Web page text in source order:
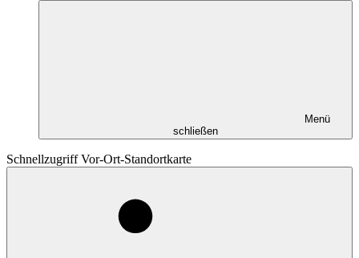
Menü
schließen
Schnellzugriff Vor-Ort-Standortkarte